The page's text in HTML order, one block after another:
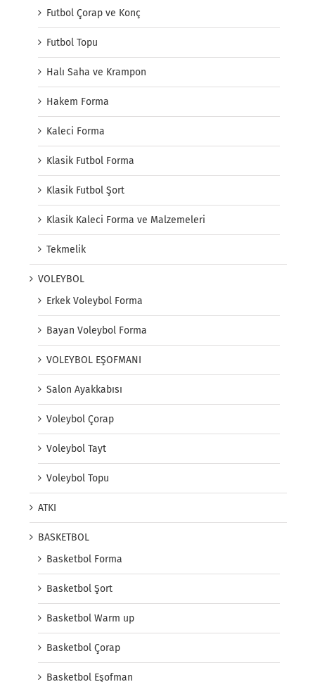
Futbol Çorap ve Konç
Futbol Topu
Halı Saha ve Krampon
Hakem Forma
Kaleci Forma
Klasik Futbol Forma
Klasik Futbol Şort
Klasik Kaleci Forma ve Malzemeleri
Tekmelik
VOLEYBOL
Erkek Voleybol Forma
Bayan Voleybol Forma
VOLEYBOL EŞOFMANI
Salon Ayakkabısı
Voleybol Çorap
Voleybol Tayt
Voleybol Topu
ATKI
BASKETBOL
Basketbol Forma
Basketbol Şort
Basketbol Warm up
Basketbol Çorap
Basketbol Eşofman